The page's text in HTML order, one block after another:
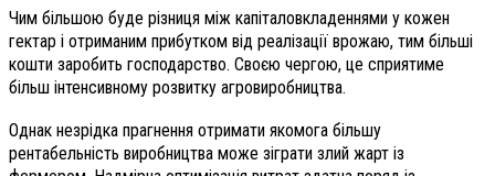
Чим більшою буде різниця між капіталовкладеннями у кожен
гектар і отриманим прибутком від реалізації врожаю, тим більші
кошти заробить господарство. Своєю чергою, це сприятиме
більш інтенсивному розвитку агровиробництва.
Однак незрідка прагнення отримати якомога більшу
рентабельність виробництва може зіграти злий жарт із